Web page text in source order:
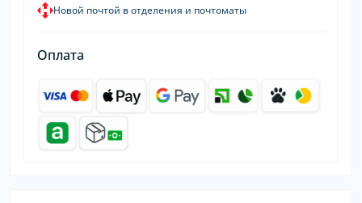
Новой почтой в отделения и почтоматы
Оплата